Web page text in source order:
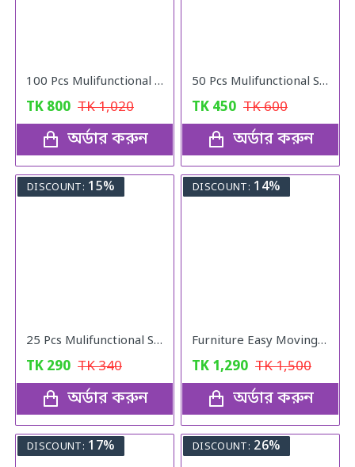
100 Pcs Mulifunctional Sunshade Net Fixing Clip
TK 800 TK1,020
অর্ডার করুন
50 Pcs Mulifunctional Sunshade Net Fixing Clip
TK 450 TK600
অর্ডার করুন
DISCOUNT: 15%
25 Pcs Mulifunctional Sunshade "Net Fixing Clip"
TK 290 TK340
অর্ডার করুন
DISCOUNT: 14%
Furniture Easy Moving Tool Set, Heavy Furniture Moving & Lifting System
TK 1,290 TK1,500
অর্ডার করুন
DISCOUNT: 17% DISCOUNT: 26%